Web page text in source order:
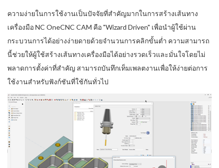
ความง่ายในการใช้งานเป็นปัจจัยที่สำคัญมากในการสร้างเส้นทาง
เครื่องมือ NC OneCNC CAM คือ "Wizard Driven" เพื่อนำผู้ใช้ผ่าน
กระบวนการได้อย่างง่ายดายด้วยจำนวนการคลิกขั้นต่ำ ความสามารถ
นี้ช่วยให้ผู้ใช้สร้างเส้นทางเครื่องมือได้อย่างรวดเร็วและมั่นใจโดยไม่
พลาดการตั้งค่าที่สำคัญ สามารถบันทึกเท็มเพลตงานเพื่อให้ง่ายต่อการ
ใช้งานสำหรับฟังก์ชันที่ใช้กันทั่วไป